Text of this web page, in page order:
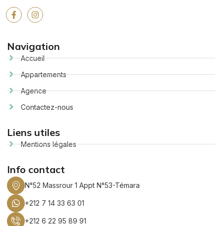
Navigation
Accueil
Appartements
Agence
Contactez-nous
Liens utiles
Mentions légales
Info contact
N°52 Massrour 1 Appt N°53-Témara
+212 7 14 33 63 01
+212 6 22 95 89 91